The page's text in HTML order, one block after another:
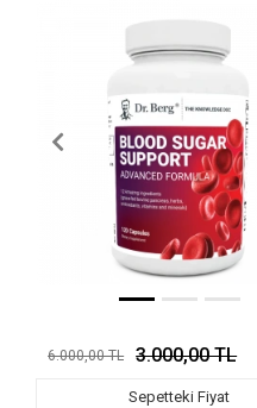
6.000,00 TL 3.000,00 TL
Sepetteki Fiyat